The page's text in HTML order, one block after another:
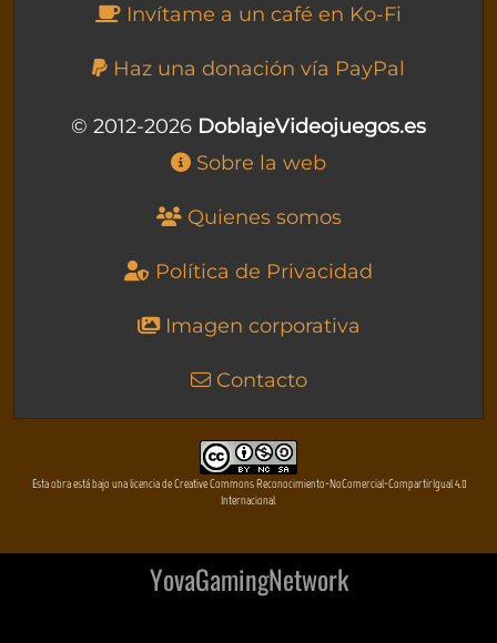
Invítame a un café en Ko-Fi
Haz una donación vía PayPal
© 2012-2026 DoblajeVideojuegos.es
Sobre la web
Quienes somos
Política de Privacidad
Imagen corporativa
Contacto
Esta obra está bajo una licencia de Creative Commons Reconocimiento-NoComercial-CompartirIgual 4.0
Internacional
YovaGamingNetwork